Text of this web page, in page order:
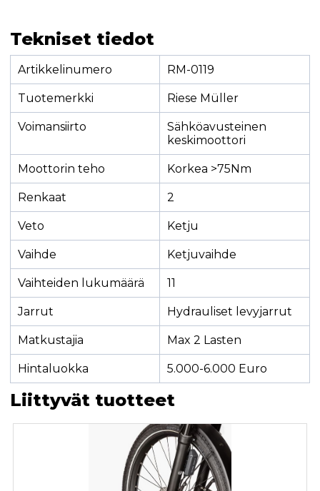
Tekniset tiedot
Artikkelinumero RM-0119
Tuotemerkki Riese Müller
Voimansiirto
Sähköavusteinen
keskimoottori
Moottorin teho Korkea >75Nm
Renkaat 2
Veto Ketju
Vaihde Ketjuvaihde
Vaihteiden lukumäärä 11
Jarrut Hydrauliset levyjarrut
Matkustajia Max 2 Lasten
Hintaluokka 5.000-6.000 Euro
Liittyvät tuotteet